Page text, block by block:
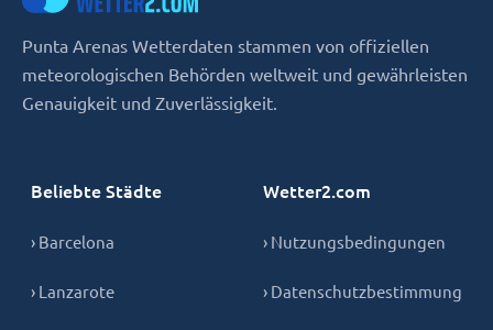
Punta Arenas Wetterdaten stammen von offiziellen
meteorologischen Behörden weltweit und gewährleisten
Genauigkeit und Zuverlässigkeit.
Beliebte Städte
› Barcelona
› Lanzarote
Wetter2.com
› Nutzungsbedingungen
› Datenschutzbestimmung